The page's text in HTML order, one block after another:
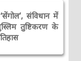
संविधान में
तुष्टिकरण के